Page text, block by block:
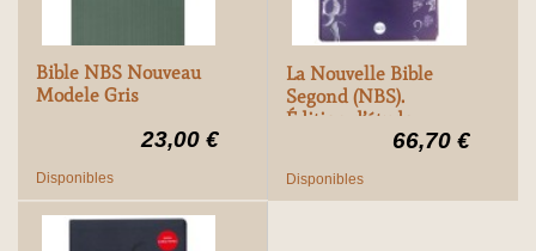
Bible NBS Nouveau
Modele Gris
23,00 €
Disponibles
La Nouvelle Bible
Segond (NBS).
Édition d’étude
66,70 €
Disponibles